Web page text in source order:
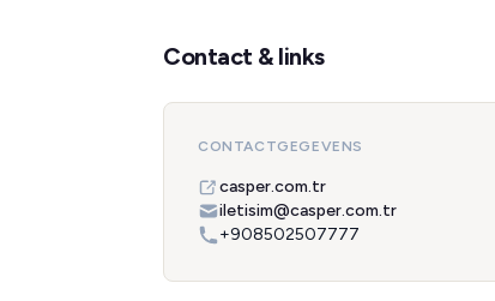
Contact & links
CONTACTGEGEVENS
casper.com.tr
iletisim@casper.com.tr
+908502507777